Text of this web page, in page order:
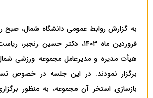
فروردین ماه ۱۴۰۳، دکتر حسین
هیأت مدیره و مدیرعامل مجموعه ورزشی
برگزار نمودند. در این جلسه در خصوص
بازسازی استخر آن مجموعه، به منظور